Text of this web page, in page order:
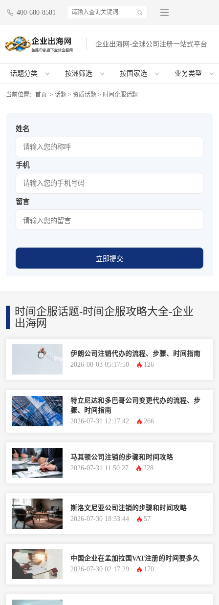
400-680-8581
企业出海网-全球公司注册一站式平台
话题分类 按洲筛选 按国家选 业务类型
当前位置： 首页 > 话题 > 资质话题 > 时间企服话题
姓名
手机
留言
立即提交
时间企服话题-时间企服攻略大全-企业
出海网
伊朗公司注销代办的流程、步骤、时间指南
2026-08-03 05:17:50
126
特立尼达和多巴哥公司变更代办的流程、步
骤、时间指南
2026-07-31 12:17:42
266
马其顿公司注销的步骤和时间攻略
2026-07-31 11:50:27
228
斯洛文尼亚公司注销的步骤和时间攻略
2026-07-30 18:33:44
57
中国企业在孟加拉国VAT注册的时间要多久
2026-07-30 02:17:29
170